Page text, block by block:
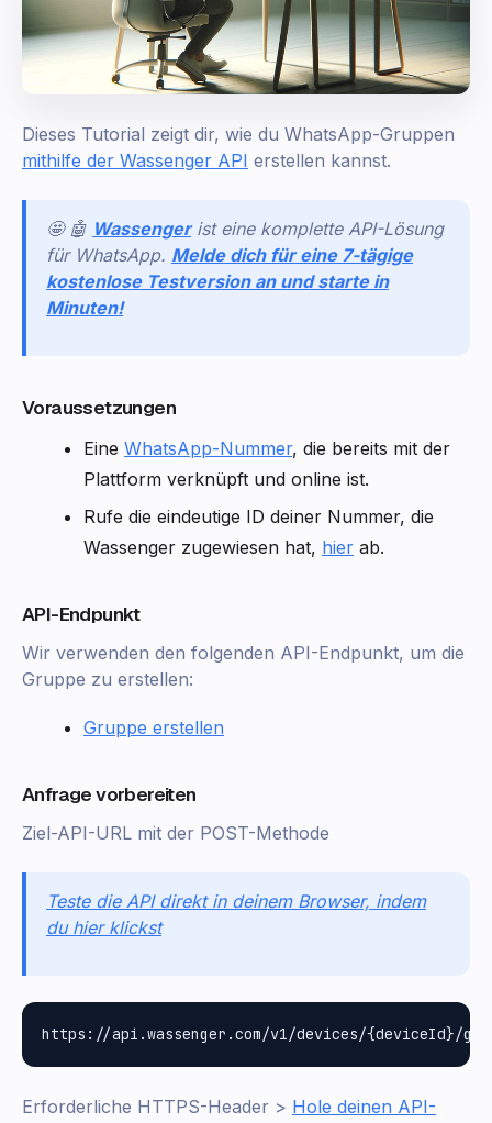
Dieses Tutorial zeigt dir, wie du WhatsApp-Gruppen
mithilfe der Wassenger API erstellen kannst.
🤩 🤖 Wassenger ist eine komplette API-Lösung
für WhatsApp. Melde dich für eine 7-tägige
kostenlose Testversion an und starte in
Minuten!
Voraussetzungen
Eine WhatsApp-Nummer, die bereits mit der
Plattform verknüpft und online ist.
Rufe die eindeutige ID deiner Nummer, die
Wassenger zugewiesen hat, hier ab.
API-Endpunkt
Wir verwenden den folgenden API-Endpunkt, um die
Gruppe zu erstellen:
Gruppe erstellen
Anfrage vorbereiten
Ziel-API-URL mit der POST-Methode
Teste die API direkt in deinem Browser, indem
du hier klickst
Erforderliche HTTPS-Header > Hole deinen API-